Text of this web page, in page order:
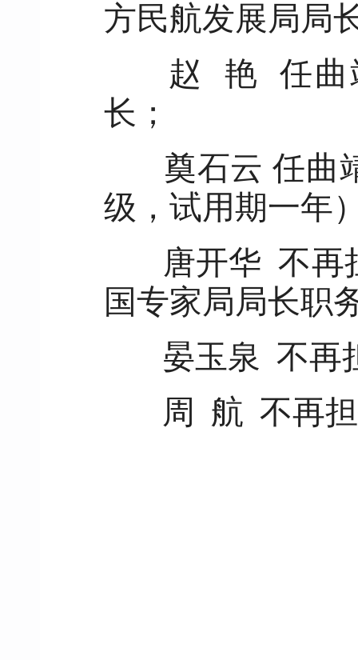
方民航发展局局
赵 艳 任曲
长；
奠石云 任曲
级，试用期一年
唐开华 不再
国专家局局长职
晏玉泉 不再
周 航 不再担